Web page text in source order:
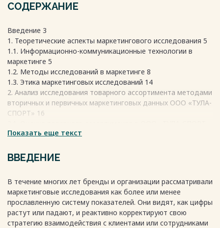
СОДЕРЖАНИЕ
Введение 3
1. Теоретические аспекты маркетингового исследования 5
1.1. Информационно-коммуникационные технологии в
маркетинге 5
1.2. Методы исследований в маркетинге 8
1.3. Этика маркетинговых исследований 14
2. Анализ исследования товарного ассортимента методами
вторичных и первичных маркетинговых данных ООО «ТУЛА-
СПОРТ» 16
16
2.3. Объем продаж в ООО «ТУЛА-СПОРТ» 30
Заключение 33
Приложение 37
Весь текст будет доступенпосле покупки
Показать еще текст
ВВЕДЕНИЕ
В течение многих лет бренды и организации рассматривали
маркетинговые исследования как более или менее
прославленную систему показателей. Они видят, как цифры
растут или падают, и реактивно корректируют свою
стратегию взаимодействия с клиентами или сотрудниками